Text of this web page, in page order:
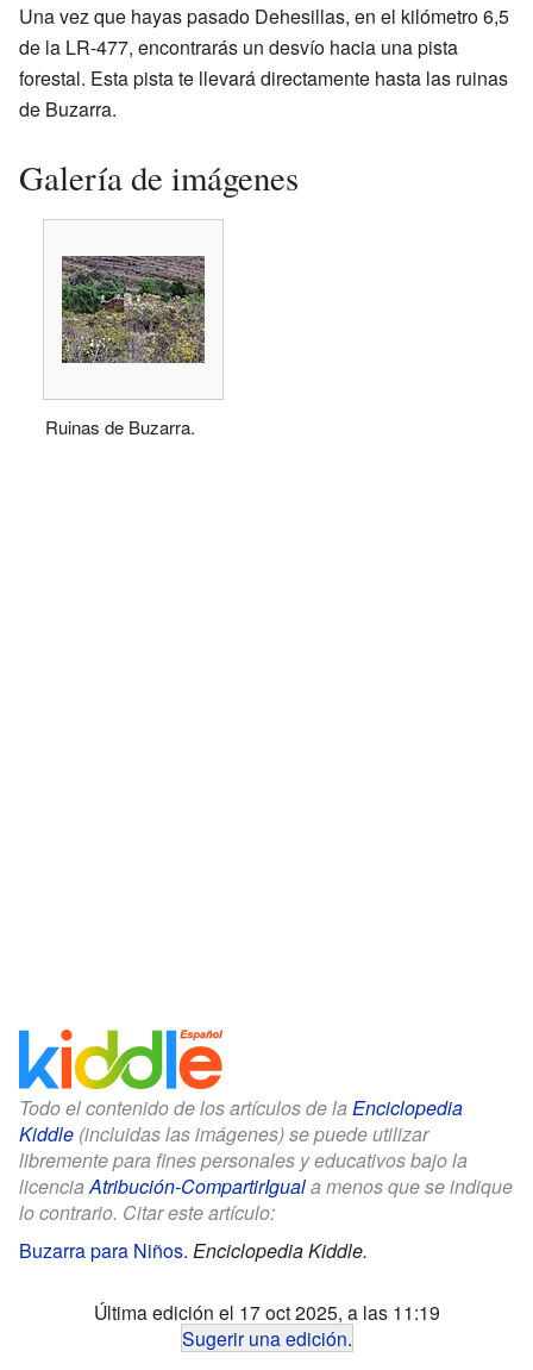
Una vez que hayas pasado Dehesillas, en el kilómetro 6,5
de la LR-477, encontrarás un desvío hacia una pista
forestal. Esta pista te llevará directamente hasta las ruinas
de Buzarra.
Galería de imágenes
Ruinas de Buzarra.
Todo el contenido de los artículos de la Enciclopedia
Kiddle (incluidas las imágenes) se puede utilizar
libremente para fines personales y educativos bajo la
licenciaAtribución-CompartirIguala menos que se indique
lo contrario. Citar este artículo:
Buzarra para Niños. Enciclopedia Kiddle.
Última edición el 17 oct 2025, a las 11:19
Sugerir una edición.